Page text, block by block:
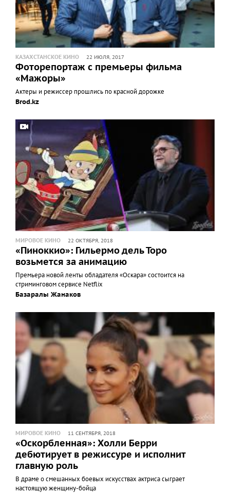
КАЗАХСТАНСКОЕ КИНО 22 ИЮЛЯ, 2017
Фоторепортаж с премьеры фильма
«Мажоры»
Актеры и режиссер прошлись по красной дорожке
Brod.kz
МИРОВОЕ КИНО 22 ОКТЯБРЯ, 2018
«Пиноккио»: Гильермо дель Торо
возьмется за анимацию
Премьера новой ленты обладателя «Оскара» состоится на
стриминговом сервисе Netflix
Базаралы Жанаков
МИРОВОЕ КИНО 11 СЕНТЯБРЯ, 2018
«Оскорбленная»: Холли Берри
дебютирует в режиссуре и исполнит
главную роль
В драме о смешанных боевых искусствах актриса сыграет
настоящую женщину-бойца